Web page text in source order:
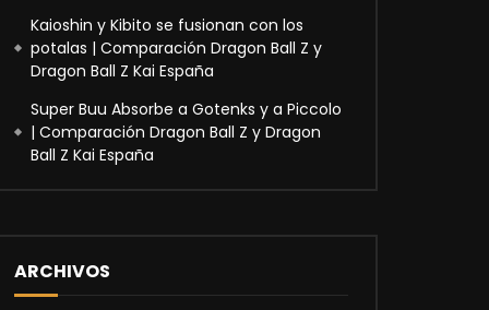
Kaioshin y Kibito se fusionan con los
potalas | Comparación Dragon Ball Z y
Dragon Ball Z Kai España
Super Buu Absorbe a Gotenks y a Piccolo
| Comparación Dragon Ball Z y Dragon
Ball Z Kai España
ARCHIVOS